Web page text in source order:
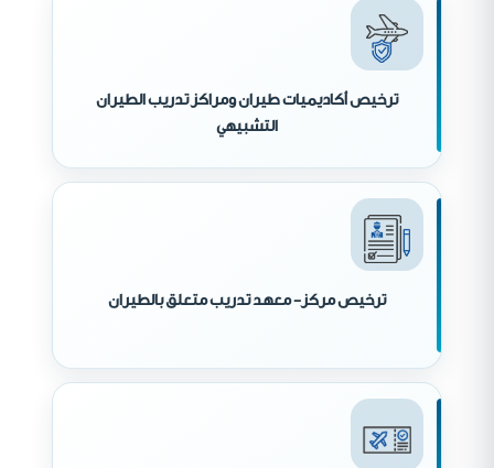
ترخيص أكاديميات طيران ومراكز تدريب الطيران
التشبيهي
ترخيص مركز- معهد تدريب متعلق بالطيران